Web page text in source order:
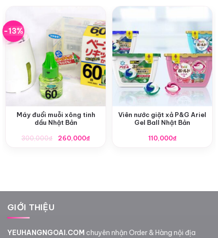
-13%
Máy đuổi muỗi xông tinh
dầu Nhật Bản
300,000₫
Giá
260,000₫Giá
Viên nước giặt xả P&G Ariel
Gel Ball Nhật Bản
110,000₫
GIỚI THIỆU
YEUHANGNGOAI.COM chuyên nhận Order & Hàng nội địa